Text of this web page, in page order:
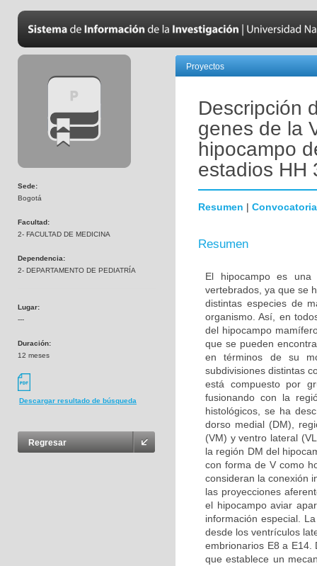
Sede:
Bogotá
Facultad:
2- FACULTAD DE MEDICINA
Dependencia:
2- DEPARTAMENTO DE PEDIATRÍA
Lugar:
---
Duración:
12 meses
Descargar resultado de búsqueda
Regresar
Proyectos
Descripción
genes de la
hipocampo
estadios HH
Resumen | Convocatoria
Resumen
El hipocampo es una
vertebrados, ya que se
distintas especies de
organismo. Así, en
del hipocampo
que se pueden
en términos de su
subdivisiones distintas
está compuesto por
fusionando con la
histológicos, se ha
dorso medial (DM),
(VM) y ventro lateral
la región DM del
con forma de V como
consideran la conexión
las proyecciones
el hipocampo aviar
información especial.
desde los ventrículos
embrionarios E8 a E14.
que establece un